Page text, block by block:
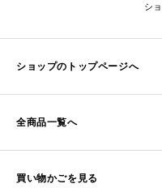
シ
ショップのトップページへ
全商品一覧へ
買い物かごを見る